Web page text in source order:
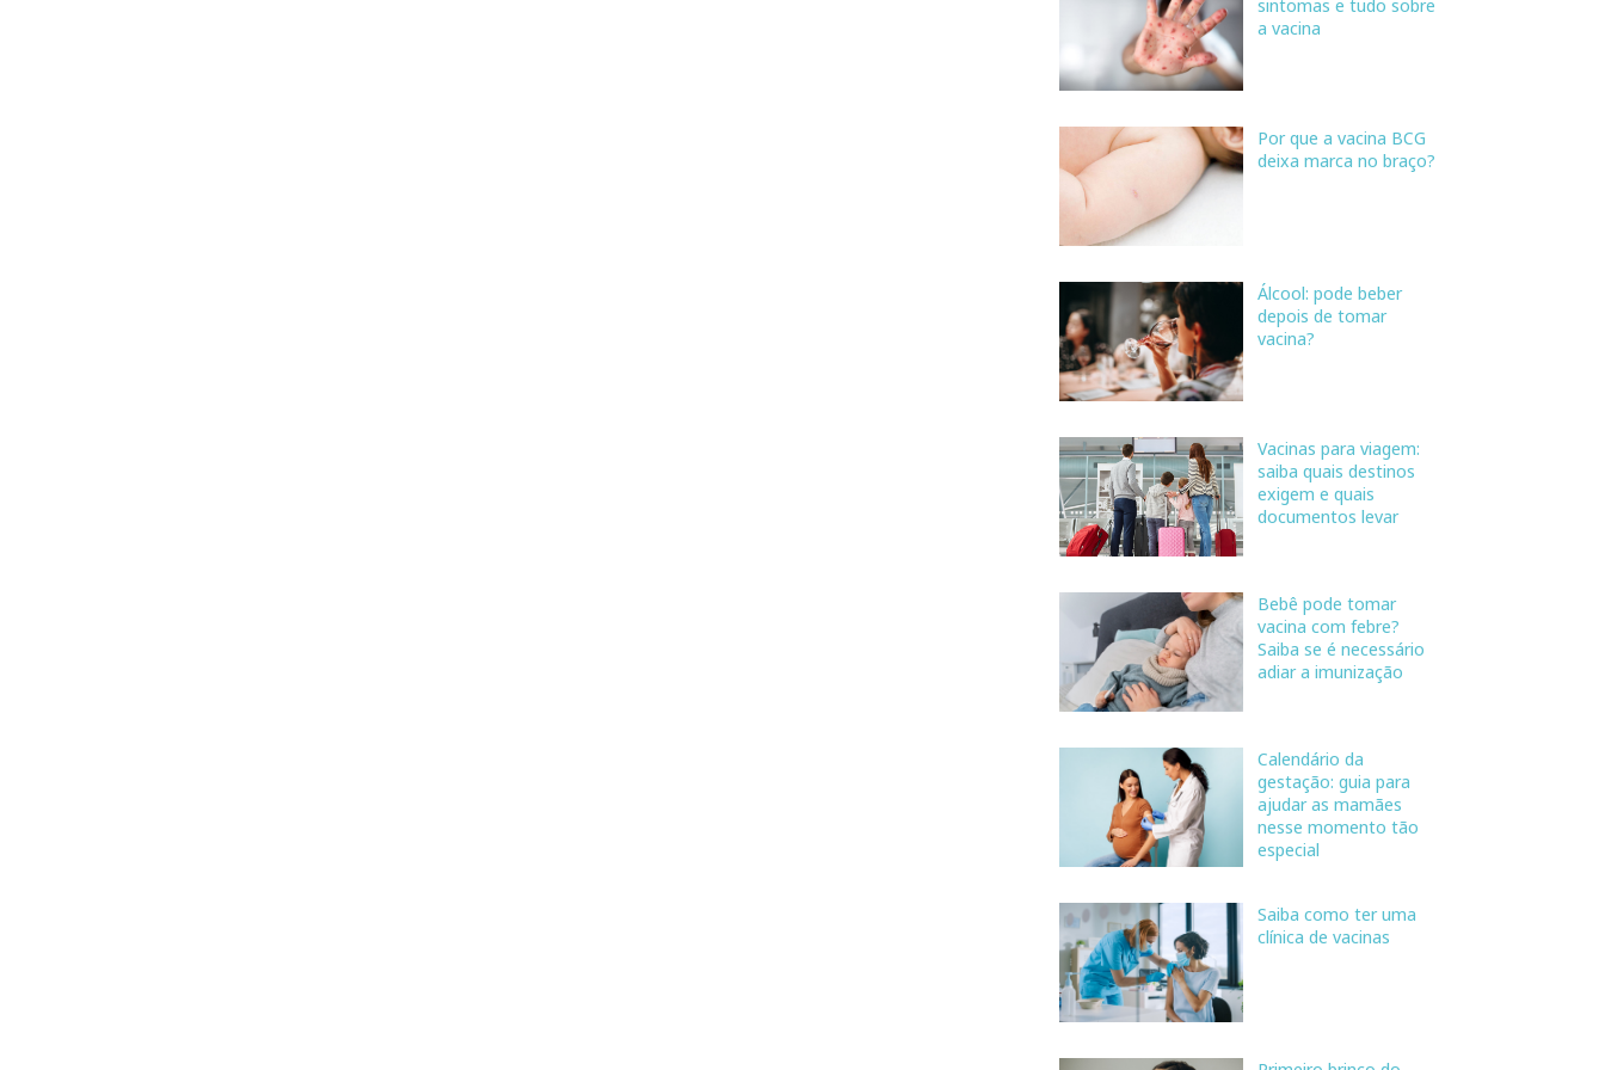
sintomas e tudo sobre
a vacina
Por que a vacina BCG
deixa marca no braço?
Álcool: pode beber
depois de tomar
vacina?
Vacinas para viagem:
saiba quais destinos
exigem e quais
documentos levar
Bebê pode tomar
vacina com febre?
Saiba se é necessário
adiar a imunização
Calendário da
gestação: guia para
ajudar as mamães
nesse momento tão
especial
Saiba como ter uma
clínica de vacinas